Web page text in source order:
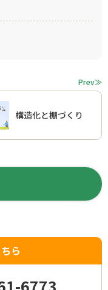
Prev≫
構造化と棚づくり
ら